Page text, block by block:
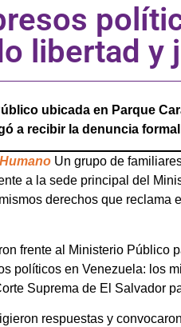
libertad y
ubicada en Parque
a recibir la denuncia
Un grupo de
a la sede principal del
derechos que reclama
frente al Ministerio Público
políticos en Venezuela: los
Suprema de El Salvador
respuestas y